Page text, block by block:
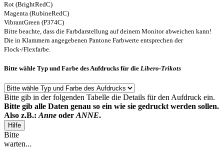
Rot (BrightRedC)
Magenta (RubineRedC)
VibrantGreen (P374C)
Bitte beachte, dass die Farbdarstellung auf deinem Monitor abweichen kann!
Die in Klammern angegebenen Pantone Farbwerte entsprechen der
Flock-/Flexfarbe.
Bitte wähle Typ und Farbe des Aufdrucks für die Libero-Trikots
Bitte gib in der folgenden Tabelle die Details für den Aufdruck ein.
Bitte gib alle Daten genau so ein wie sie gedruckt werden sollen.
Also z.B.: Anne oder ANNE.
Hilfe
Bitte
warten...